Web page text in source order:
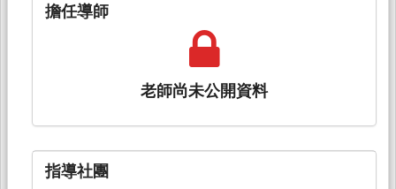
擔任導師
老師尚未公開資料
指導社團